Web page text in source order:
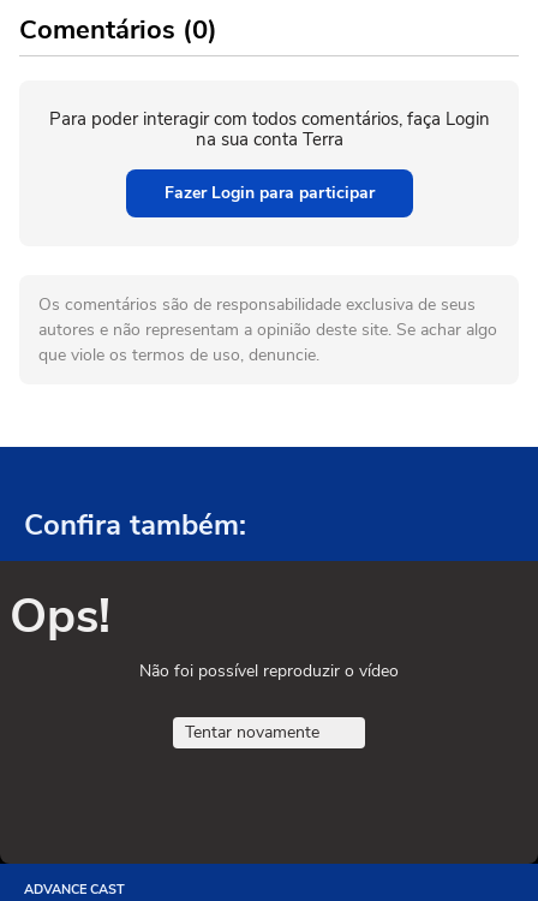
Comentários (0)
Para poder interagir com todos comentários, faça Login
na sua conta Terra
Fazer Login para participar
Os comentários são de responsabilidade exclusiva de seus
autores e não representam a opinião deste site. Se achar algo
que viole os termos de uso, denuncie.
Confira também:
Ops!
Não foi possível reproduzir o vídeo
Tentar novamente
ADVANCE CAST